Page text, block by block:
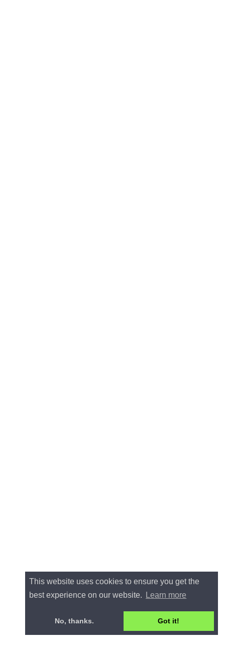
This website uses cookies to ensure you get the
best experience on our website.
Learn more
No, thanks. Got it!